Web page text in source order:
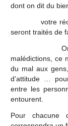
dont on dit du
votre
seront traités de
On peut
malédictions, ce
du mal aux
d’attitude …
entre les
entourent.
Pour